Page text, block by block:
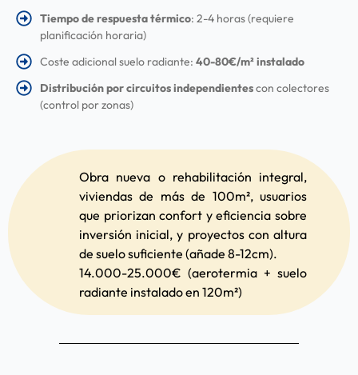
Tiempo de respuesta térmico: 2-4 horas (requiere
planificación horaria)
Coste adicional suelo radiante: 40-80€/m² instalado
Distribución por circuitos independientescon colectores
(control por zonas)
Obra nueva o rehabilitación integral,
viviendas de más de 100m², usuarios
que priorizan confort y eficiencia sobre
inversión inicial, y proyectos con altura
de suelo suficiente (añade 8-12cm).
14.000-25.000€ (aerotermia + suelo
radiante instalado en 120m²)